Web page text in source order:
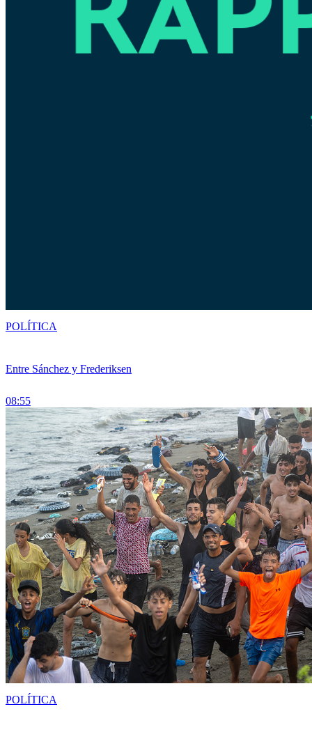
Entre Sánchez y Frederiksen
08:55
POLÍTICA
POLÍTICA